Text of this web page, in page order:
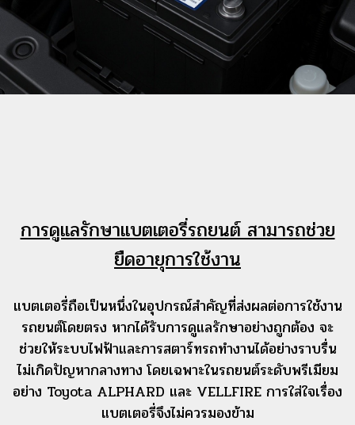
การดูแลรักษาแบตเตอรี่รถยนต์ สามารถช่วย
ยืดอายุการใช้งาน
แบตเตอรี่ถือเป็นหนึ่งในอุปกรณ์สำคัญที่ส่งผลต่อการใช้งาน
รถยนต์โดยตรง หากได้รับการดูแลรักษาอย่างถูกต้อง จะ
ช่วยให้ระบบไฟฟ้าและการสตาร์ทรถทำงานได้อย่างราบรื่น
ไม่เกิดปัญหากลางทาง โดยเฉพาะในรถยนต์ระดับพรีเมียม
อย่าง Toyota ALPHARD และ VELLFIRE การใส่ใจเรื่อง
แบตเตอรี่จึงไม่ควรมองข้าม